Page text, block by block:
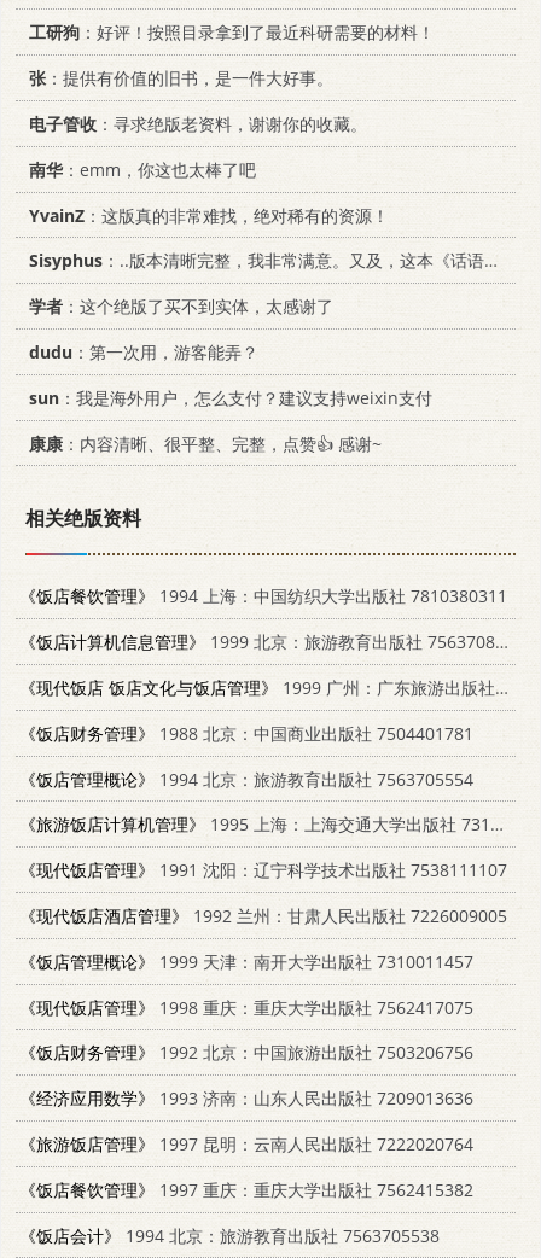
工研狗 ：好评！按照目录拿到了最近科研需要的材料！
张：提供有价值的旧书，是一件大好事。
电子管收 ：寻求绝版老资料，谢谢你的收藏。
南华：emm，你这也太棒了吧
YvainZ ：这版真的非常难找，绝对稀有的资源！
Sisyphus ：..版本清晰完整，我非常满意。又及，这本《话语的真相》...
学者 ：这个绝版了买不到实体，太感谢了
dudu ：第一次用，游客能弄？
sun：我是海外用户，怎么支付？建议支持weixin支付
康康 ：内容清晰、很平整、完整，点赞👍 感谢~
相关绝版资料
《饭店餐饮管理》
1994 上海：中国纺织大学出版社 7810380311
《饭店计算机信息管理》
1999 北京：旅游教育出版社 7563708561
《现代饭店 饭店文化与饭店管理》
1999 广州：广东旅游出版社 7806530061
《饭店财务管理》
1988 北京：中国商业出版社 7504401781
《饭店管理概论》
1994 北京：旅游教育出版社 7563705554
《旅游饭店计算机管理》
1995 上海：上海交通大学出版社 7313014260
《现代饭店管理》
1991 沈阳：辽宁科学技术出版社 7538111107
《现代饭店酒店管理》
1992 兰州：甘肃人民出版社 7226009005
《饭店管理概论》
1999 天津：南开大学出版社 7310011457
《现代饭店管理》
1998 重庆：重庆大学出版社 7562417075
《饭店财务管理》
1992 北京：中国旅游出版社 7503206756
《经济应用数学》
1993 济南：山东人民出版社 7209013636
《旅游饭店管理》
1997 昆明：云南人民出版社 7222020764
《饭店餐饮管理》
1997 重庆：重庆大学出版社 7562415382
《饭店会计》
1994 北京：旅游教育出版社 7563705538